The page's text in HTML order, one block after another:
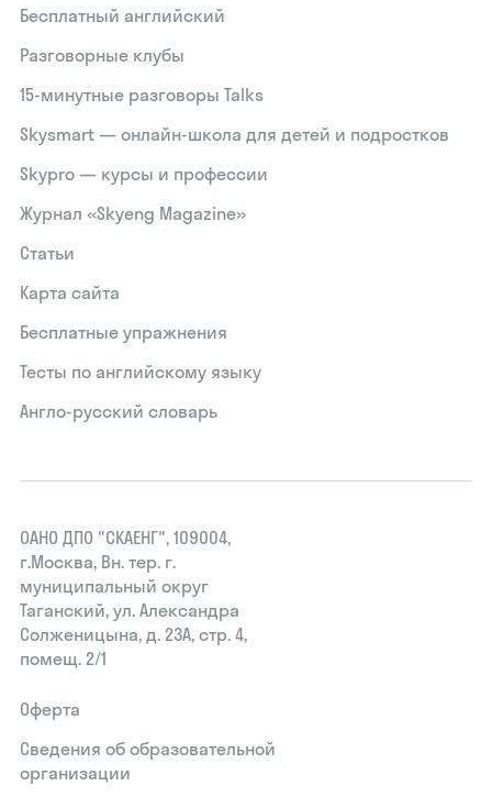
Бесплатный английский
Разговорные клубы
15‑минутные разговоры Talks
Skysmart — онлайн-школа для детей и подростков
Skypro — курсы и профессии
Журнал «Skyeng Magazine»
Статьи
Карта сайта
Бесплатные упражнения
Тесты по английскому языку
Англо-русский словарь
ОАНО ДПО "СКАЕНГ", 109004,
г.Москва, Вн. тер. г.
муниципальный округ
Таганский, ул. Александра
Солженицына, д. 23А, стр. 4,
помещ. 2/1
Оферта
Сведения об образовательной
организации